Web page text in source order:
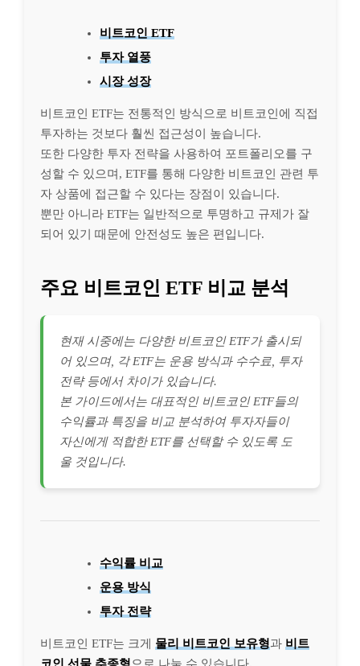
비트코인 ETF
투자 열풍
시장 성장
비트코인 ETF는 전통적인 방식으로 비트코인에 직접
투자하는 것보다 훨씬 접근성이 높습니다.
또한 다양한 투자 전략을 사용하여 포트폴리오를 구
성할 수 있으며, ETF를 통해 다양한 비트코인 관련 투
자 상품에 접근할 수 있다는 장점이 있습니다.
뿐만 아니라 ETF는 일반적으로 투명하고 규제가 잘
되어 있기 때문에 안전성도 높은 편입니다.
주요 비트코인 ETF 비교 분석
현재 시중에는 다양한 비트코인 ETF가 출시되
어 있으며, 각 ETF는 운용 방식과 수수료, 투자
전략 등에서 차이가 있습니다.
본 가이드에서는 대표적인 비트코인 ETF들의
수익률과 특징을 비교 분석하여 투자자들이
자신에게 적합한 ETF를 선택할 수 있도록 도
울 것입니다.
수익률 비교
운용 방식
투자 전략
비트코인 ETF는 크게 물리 비트코인 보유형과 비트
코인 선물 추종형으로 나눌 수 있습니다.